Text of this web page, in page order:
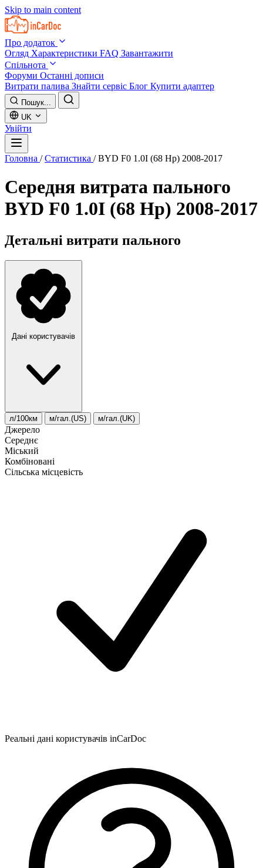
Skip to main content
Про додаток
Огляд Характеристики FAQ Завантажити
Спільнота
Форуми Останні дописи
Витрати палива Знайти сервіс Блог Купити адаптер
Пошук...
UK
Увійти
Головна / Статистика / BYD F0 1.0I (68 Hp) 2008-2017
Середня витрата пального
BYD F0 1.0I (68 Hp) 2008-2017
Детальні витрати пального
Дані користувачів
л/100км м/гал.(US) м/гал.(UK)
Джерело
Середнє
Міський
Комбіновані
Сільська місцевість
Реальні дані користувачів inCarDoc